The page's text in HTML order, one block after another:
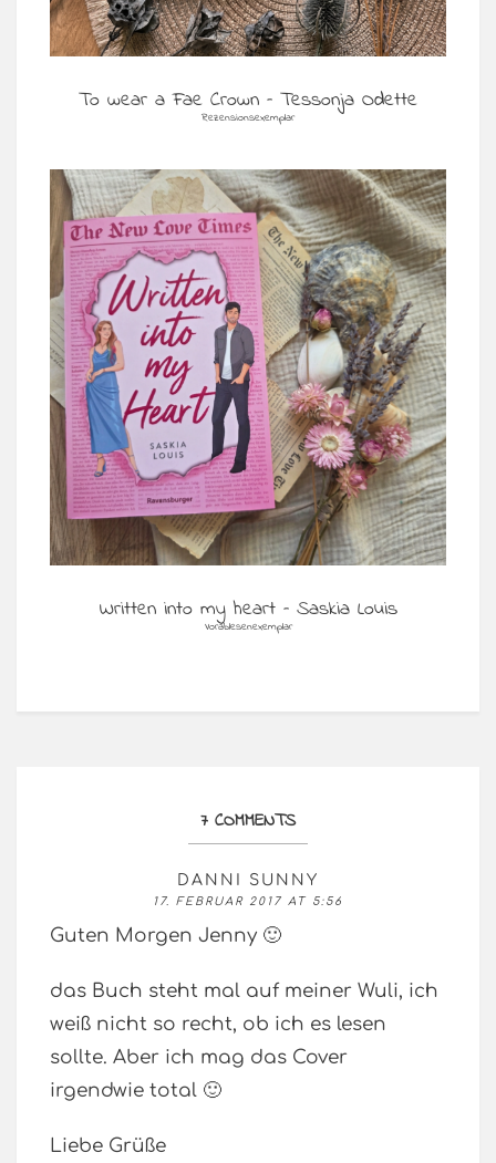
To wear a Fae Crown – Tessonja Odette
Rezensionsexemplar
Written into my heart – Saskia Louis
Vorablesenexemplar
7 COMMENTS
DANNI SUNNY
17. FEBRUAR 2017 AT 5:56
Guten Morgen Jenny 🙂
das Buch steht mal auf meiner Wuli, ich
weiß nicht so recht, ob ich es lesen
sollte. Aber ich mag das Cover
irgendwie total 🙂
Liebe Grüße